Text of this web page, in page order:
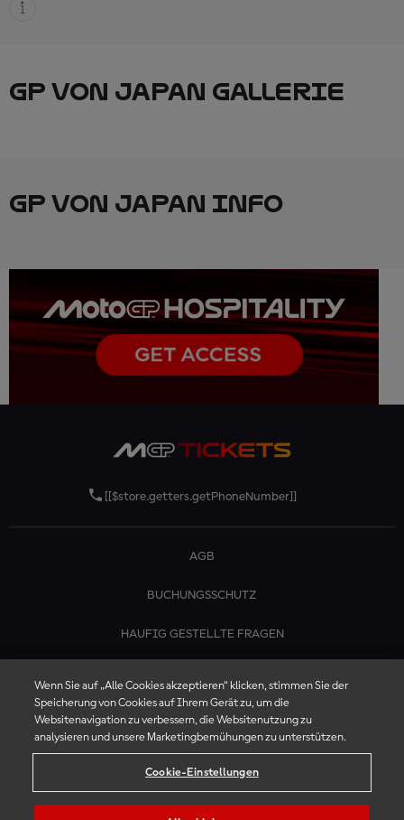
GP VON JAPAN GALLERIE
GP VON JAPAN INFO
[[$store.getters.getPhoneNumber]]
AGB
BUCHUNGSSCHUTZ
HAUFIG GESTELLTE FRAGEN
Wenn Sie auf „Alle Cookies akzeptieren“ klicken, stimmen Sie der
Speicherung von Cookies auf Ihrem Gerät zu, um die
Websitenavigation zu verbessern, die Websitenutzung zu
analysieren und unsere Marketingbemühungen zu unterstützen.
Cookie-Einstellungen